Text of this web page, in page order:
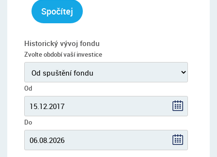
Spočítej
Historický vývoj fondu
Zvolte období vaší investice
Od
Do